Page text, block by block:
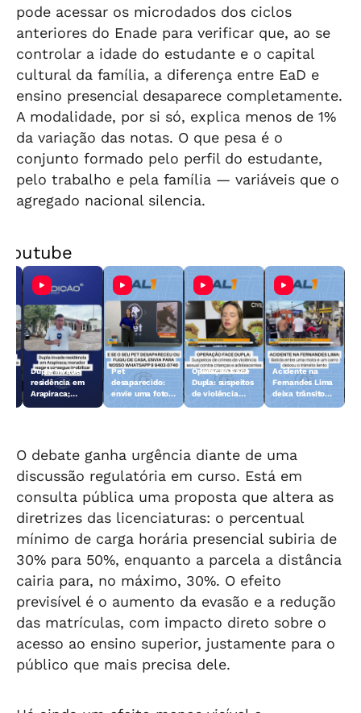
pode acessar os microdados dos ciclos
anteriores do Enade para verificar que, ao se
controlar a idade do estudante e o capital
cultural da família, a diferença entre EaD e
ensino presencial desaparece completamente.
A modalidade, por si só, explica menos de 1%
da variação das notas. O que pesa é o
conjunto formado pelo perfil do estudante,
pelo trabalho e pela família — variáveis que o
agregado nacional silencia.
Dupla invade
residência em
Arapiraca;
Pet
desaparecido:
envie uma foto
Operação Face
Dupla: suspeitos
de violência
Acidente na
Fernandes Lima
deixa trânsito
O debate ganha urgência diante de uma
discussão regulatória em curso. Está em
consulta pública uma proposta que altera as
diretrizes das licenciaturas: o percentual
mínimo de carga horária presencial subiria de
30% para 50%, enquanto a parcela a distância
cairia para, no máximo, 30%. O efeito
previsível é o aumento da evasão e a redução
das matrículas, com impacto direto sobre o
acesso ao ensino superior, justamente para o
público que mais precisa dele.